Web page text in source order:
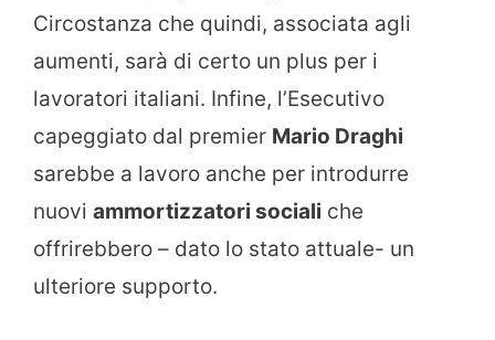
Circostanza che quindi, associata agli
aumenti, sarà di certo un plus per i
lavoratori italiani. Infine, l’Esecutivo
capeggiato dal premier Mario Draghi
sarebbe a lavoro anche per introdurre
nuovi ammortizzatori sociali che
offrirebbero – dato lo stato attuale- un
ulteriore supporto.